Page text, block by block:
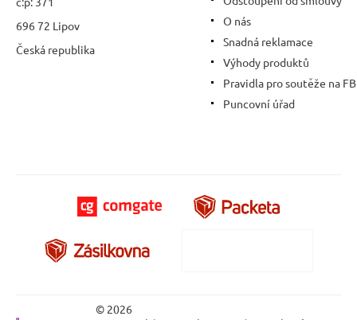
696 72 Lipov
Česká republika
O nás
Snadná reklamace
Výhody produktů
Pravidla pro soutěže na FB
Puncovní úřad
© 2026